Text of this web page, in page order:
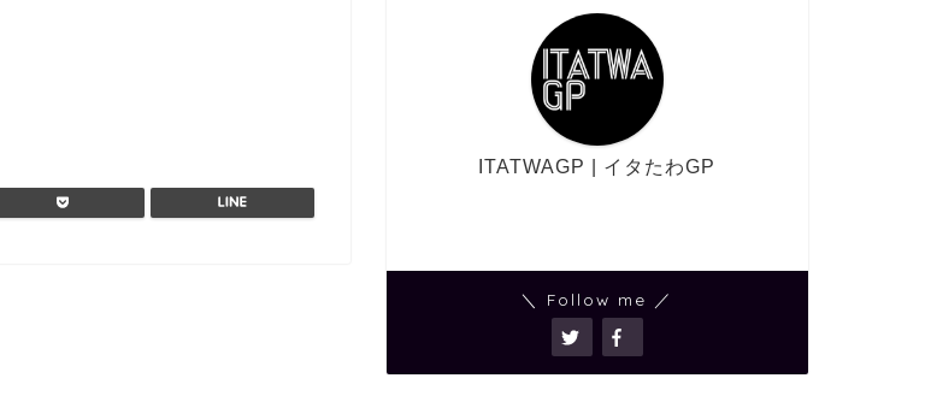
ITATWAGP | イタたわGP
＼ Follow me ／